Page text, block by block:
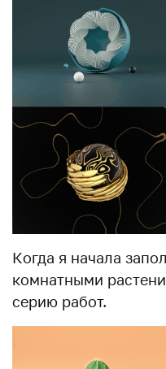
Когда я начала
комнатными
серию работ.